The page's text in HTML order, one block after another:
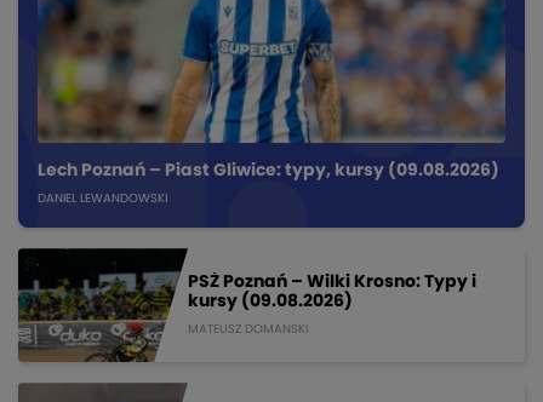
Lech Poznań – Piast Gliwice: typy, kursy (09.08.2026)
DANIEL LEWANDOWSKI
PSŻ Poznań – Wilki Krosno: Typy i
kursy (09.08.2026)
MATEUSZ DOMANSKI